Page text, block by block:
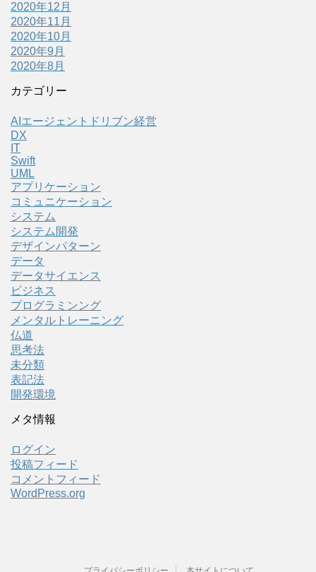
2020年12月
2020年11月
2020年10月
2020年9月
2020年8月
カテゴリー
AIエージェントドリブン経営
DX
IT
Swift
UML
アプリケーション
コミュニケーション
システム
システム開発
デザインパターン
データ
データサイエンス
ビジネス
プログラミンング
メンタルトレーニング
仏道
思考法
未分類
表記法
開発環境
メタ情報
ログイン
投稿フィード
コメントフィード
WordPress.org